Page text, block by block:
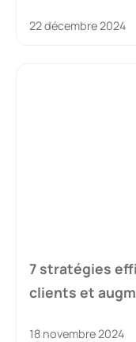
22 décembre 2024
7 stratégies
clients et
18 novembre 2024